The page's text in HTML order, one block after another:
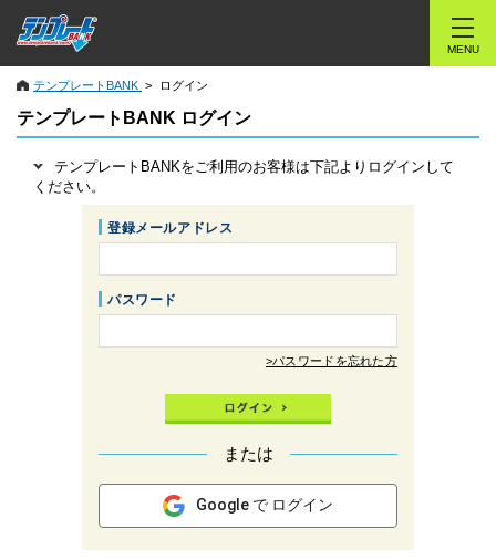
MENU
テンプレートBANK ログイン
テンプレートBANK ログイン
テンプレートBANKをご利用のお客様は下記よりログインして
ください。
登録メールアドレス
パスワード
>パスワードを忘れた方
または
Google で ログイン